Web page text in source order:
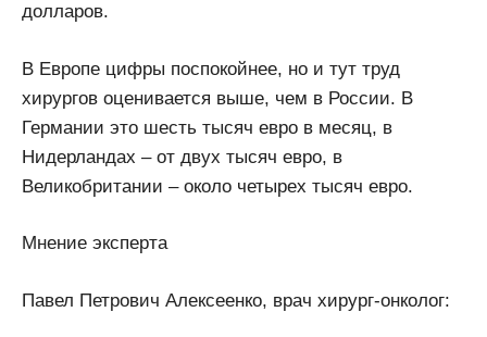
долларов.
В Европе цифры поспокойнее, но и тут труд
хирургов оценивается выше, чем в России. В
Германии это шесть тысяч евро в месяц, в
Нидерландах – от двух тысяч евро, в
Великобритании – около четырех тысяч евро.
Мнение эксперта
Павел Петрович Алексеенко, врач хирург-онколог: